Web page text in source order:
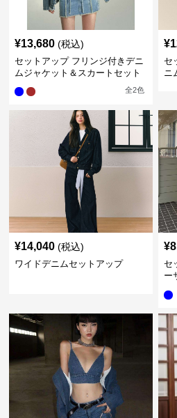
¥13,680 (税込)
セットアップ フリンジ付きデニ
ムジャケット＆スカートセット
全2色
¥
セ
ニ
¥14,040 (税込)
ワイドデニムセットアップ
¥
セ
ー